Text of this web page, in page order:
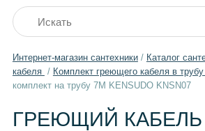
Интернет-магазин сантехники/ Каталог
кабеля / Комплект греющего кабеля в трубу
комплект на трубу 7М KENSUDO KNSN07
ГРЕЮЩИЙ КАБЕЛЬ